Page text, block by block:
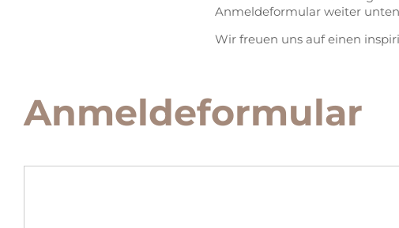
Anmeldeformular weiter
Wir freuen uns auf einen
Anmeldeformular